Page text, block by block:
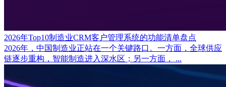
2026年Top10制造业CRM客户管理系统的功能清单盘点
2026年，中国制造业正站在一个关键路口。一方面，全球供应
链逐步重构，智能制造进入深水区；另一方面， ...